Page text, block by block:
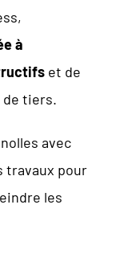
à
et de
de tiers.
avec
travaux pour
les